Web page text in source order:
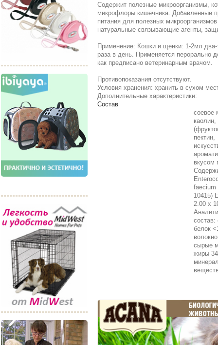
Содержит полезные микроорганизмы,
микрофлоры кишечника. Добавленные
питания для полезных
натуральные связывающие агенты,
Применение: Кошки и щенки: 1-2мл
раза в день. Применяется перорально
как предписано ветеринарным врачом.
Противопоказания отсутствуют.
Условия хранения: хранить в сухом
Дополнительные характеристики:
Состав
соевое
пектин,
вкусом
faecium
10415)
2.00 x
состав:
белок
сырые
жиры